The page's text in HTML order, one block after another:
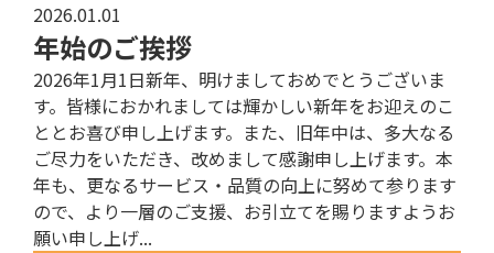
2026.01.01
年始のご挨拶
2026年1月1日新年、明けましておめでとうございま
す。皆様におかれましては輝かしい新年をお迎えのこ
ととお喜び申し上げます。また、旧年中は、多大なる
ご尽力をいただき、改めまして感謝申し上げます。本
年も、更なるサービス・品質の向上に努めて参ります
ので、より一層のご支援、お引立てを賜りますようお
願い申し上げ...